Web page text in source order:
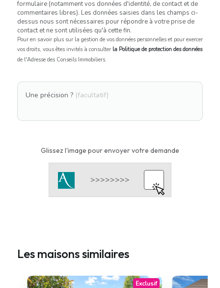
formulaire (notamment vos données d'identité, de contact et de
commentaires libres). Les données saisies dans les champs ci-
dessus nous sont nécessaires pour répondre à votre prise de
contact et ne sont utilisées qu'à cette fin.
Pour en savoir plus sur la gestion de vos données personnelles et pour exercer
vos droits, vous êtes invités à consulter la Politique de protection des données
de l'Adresse des Conseils Immobiliers.
Une précision ? (facultatif)
Glissez l'image pour envoyer votre demande
Les maisons similaires
Exclusif